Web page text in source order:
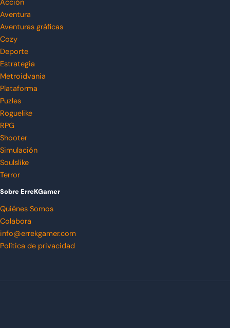
Acción
Aventura
Aventuras gráficas
Cozy
Deporte
Estrategia
Metroidvania
Plataforma
Puzles
Roguelike
RPG
Shooter
Simulación
Soulslike
Terror
Sobre ErreKGamer
Quiénes Somos
Colabora
info@errekgamer.com
Política de privacidad